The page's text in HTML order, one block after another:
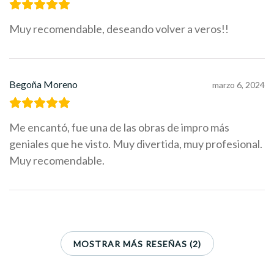
Muy recomendable, deseando volver a veros!!
Begoña Moreno marzo 6, 2024
Me encantó, fue una de las obras de impro más
geniales que he visto. Muy divertida, muy profesional.
Muy recomendable.
MOSTRAR MÁS RESEÑAS (2)